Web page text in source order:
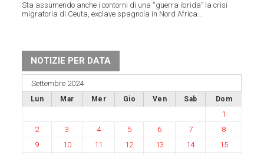
Sta assumendo anche i contorni di una “guerra ibrida” la crisi
migratoria di Ceuta, exclave spagnola in Nord Africa...
NOTIZIE PER DATA
Settembre 2024
Lun Mar Mer Gio Ven Sab Dom
1
2
3 4 5 6 7
8
9
10 11 12 13 14
15